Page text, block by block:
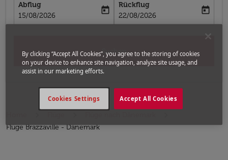
Abflug
fc-booking-departure-date-aria-label
15/08/2026
today
Rückflug
fc-booking-return-date-aria-label
22/08/2026
today
Suchen
Flüge Brazzaville - Dänemark
By clicking “Accept All Cookies”, you agree to the storing of cookies
on your device to enhance site navigation, analyze site usage, and
assist in our marketing efforts.
Accept All Cookies
Cookies Settings